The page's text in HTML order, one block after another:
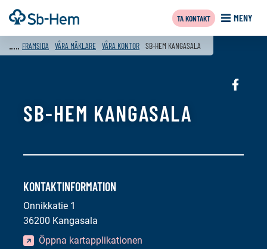
Till
innehållet
Framsida MENY
TA KONTAKT
FRAMSIDA VÅRA MÄKLARE VÅRA KONTOR SB-HEM KANGASALA
Sociala
SB-HEM KANGASALA
KONTAKTINFORMATION
Onnikkatie 1
36200 Kangasala
Öppna kartapplikationen